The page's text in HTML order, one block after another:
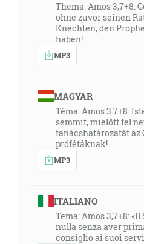
Thema: Amos 3,7+8:
ohne zuvor seinen
Knechten, den
haben!
MP3
MAGYAR
Téma: Ámos 3:7+8:
semmit, mielőtt fel
tanácshatározatát az
prófétáknak!
MP3
ITALIANO
Tema: Amos 3,7+8:
nulla senza aver
consiglio ai suoi